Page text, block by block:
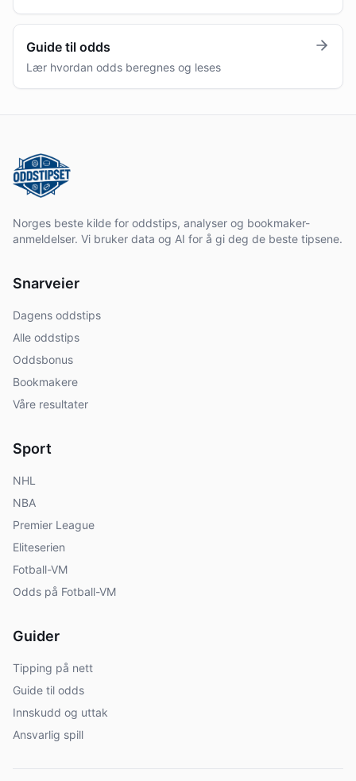
Guide til odds
Lær hvordan odds beregnes og leses
Norges beste kilde for oddstips, analyser og bookmaker-
anmeldelser. Vi bruker data og AI for å gi deg de beste tipsene.
Snarveier
Dagens oddstips
Alle oddstips
Oddsbonus
Bookmakere
Våre resultater
Sport
NHL
NBA
Premier League
Eliteserien
Fotball-VM
Odds på Fotball-VM
Guider
Tipping på nett
Guide til odds
Innskudd og uttak
Ansvarlig spill